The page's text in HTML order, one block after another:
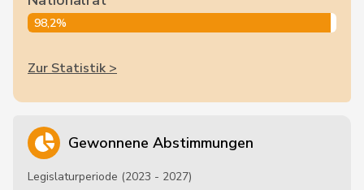
98,2%
Zur Statistik >
Gewonnene Abstimmungen
Legislaturperiode (2023 - 2027)